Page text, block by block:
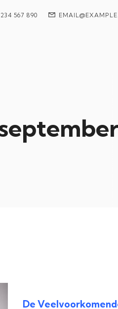
234 567 890
De